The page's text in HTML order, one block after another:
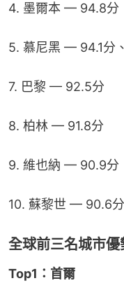
4. 墨爾本 — 94.8分
5. 慕尼黑 — 94.1分
7. 巴黎 — 92.5分
8. 柏林 — 91.8分
9. 維也納 — 90.9分
10. 蘇黎世 — 90.6分
全球前三名城市優
Top1：首爾